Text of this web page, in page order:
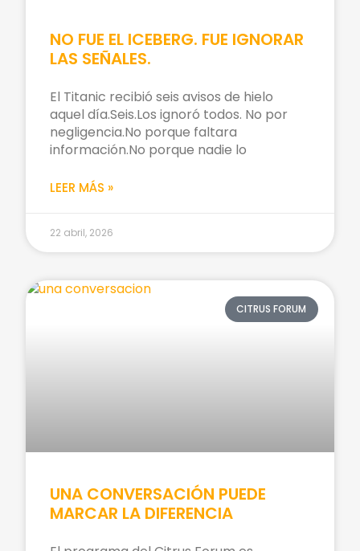
NO FUE EL ICEBERG. FUE IGNORAR
LAS SEÑALES.
El Titanic recibió seis avisos de hielo
aquel día.Seis.Los ignoró todos. No por
negligencia.No porque faltara
información.No porque nadie lo
LEER MÁS »
22 abril, 2026
CITRUS FORUM
UNA CONVERSACIÓN PUEDE
MARCAR LA DIFERENCIA